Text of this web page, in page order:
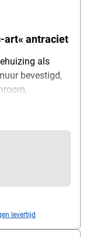
art« antraciet
als
bevestigd,
levertijd